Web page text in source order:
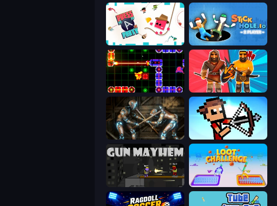
Press A to Party Stickhole.io
LazerGrrl Medieval Battle 2P
Striker Dummies Stick Archers Battle
Gun Mayhem Loot Challenge